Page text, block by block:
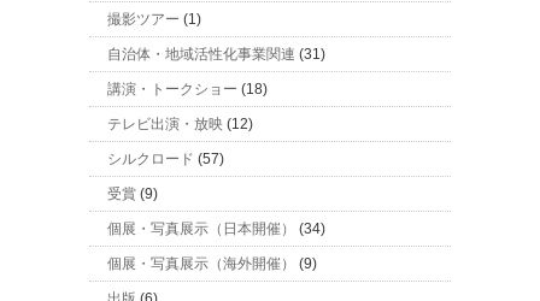
撮影ツアー (1)
自治体・地域活性化事業関連 (31)
講演・トークショー (18)
テレビ出演・放映 (12)
シルクロード (57)
受賞 (9)
個展・写真展示（日本開催） (34)
個展・写真展示（海外開催） (9)